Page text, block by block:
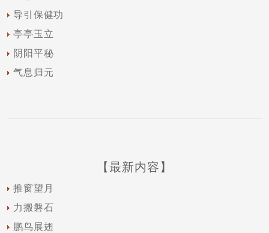
导引保健功
亭亭玉立
阴阳平秘
气息归元
【最新内容】
推窗望月
力搬磐石
鹏鸟展翅